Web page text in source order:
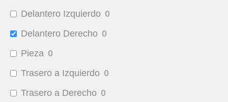
Delantero Izquierdo 0
Delantero Derecho 0
Pieza 0
Trasero a Izquierdo 0
Trasero a Derecho 0